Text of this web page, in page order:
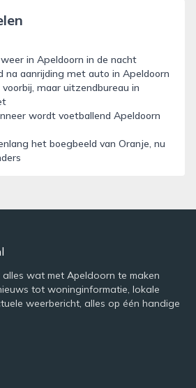
in Apeldoorn in de nacht
na aanrijding met auto in Apeldoorn
maar uitzendbureau in
wordt voetballend Apeldoorn
het boegbeeld van Oranje, nu
wat met Apeldoorn te maken
tot woninginformatie, lokale
weerbericht, alles op één handige